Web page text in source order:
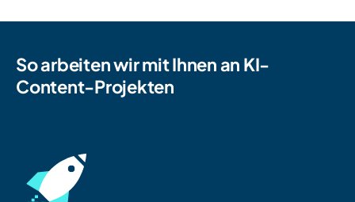
So arbeiten wir mit Ihnen an KI-
Content-Projekten